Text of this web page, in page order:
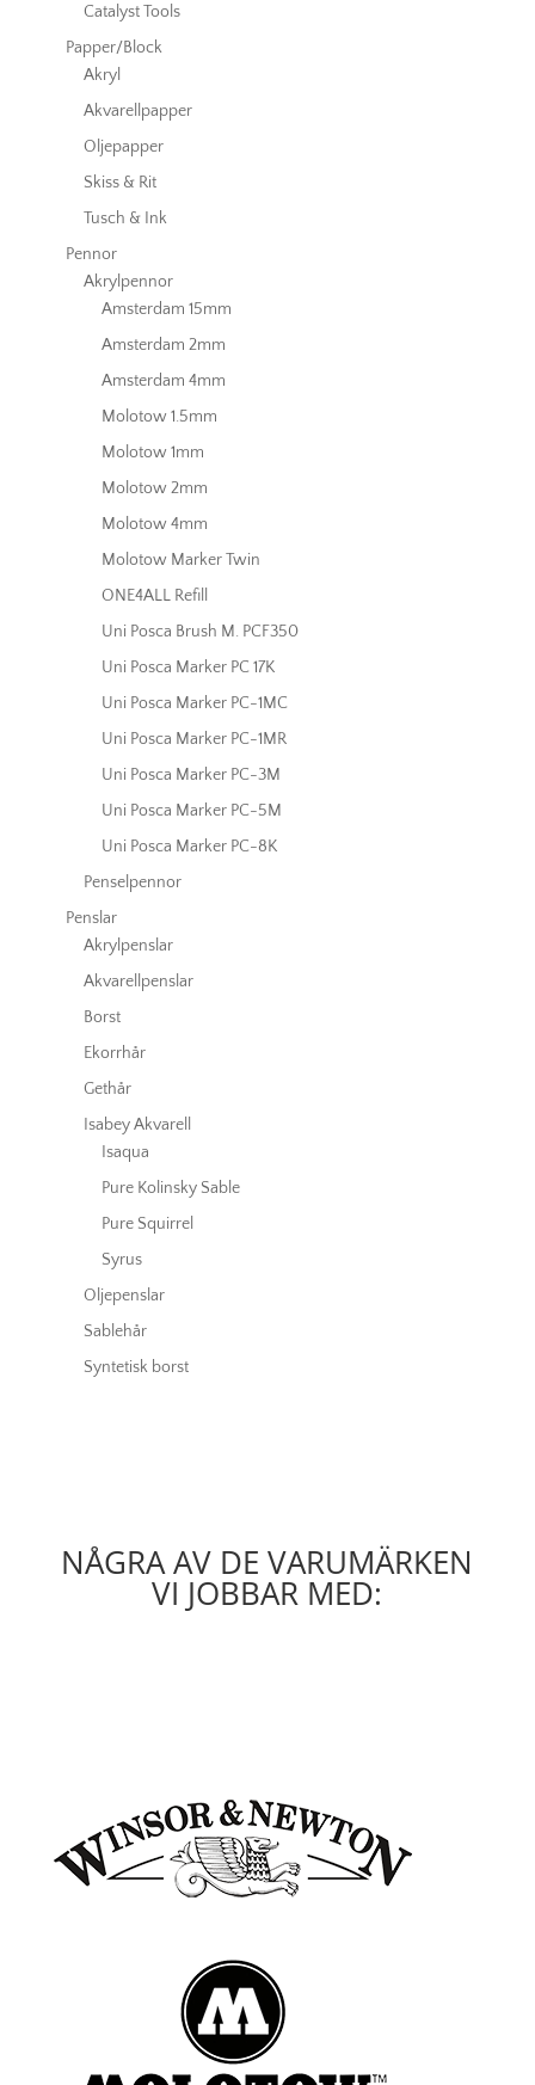
Catalyst Tools
Papper/Block
Akryl
Akvarellpapper
Oljepapper
Skiss & Rit
Tusch & Ink
Pennor
Akrylpennor
Amsterdam 15mm
Amsterdam 2mm
Amsterdam 4mm
Molotow 1.5mm
Molotow 1mm
Molotow 2mm
Molotow 4mm
Molotow Marker Twin
ONE4ALL Refill
Uni Posca Brush M. PCF350
Uni Posca Marker PC 17K
Uni Posca Marker PC-1MC
Uni Posca Marker PC-1MR
Uni Posca Marker PC-3M
Uni Posca Marker PC-5M
Uni Posca Marker PC-8K
Penselpennor
Penslar
Akrylpenslar
Akvarellpenslar
Borst
Ekorrhår
Gethår
Isabey Akvarell
Isaqua
Pure Kolinsky Sable
Pure Squirrel
Syrus
Oljepenslar
Sablehår
Syntetisk borst
NÅGRA AV DE VARUMÄRKEN
VI JOBBAR MED: